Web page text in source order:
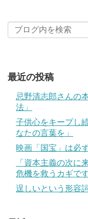
最近の投稿
忌野清志郎さんの
法」
子供心をキープし
なたの言葉を」
映画「国宝」は必
「資本主義の次
危機を救うカギです
逞しいという形容